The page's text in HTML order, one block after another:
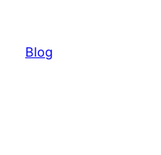
tartalomhoz
Blog